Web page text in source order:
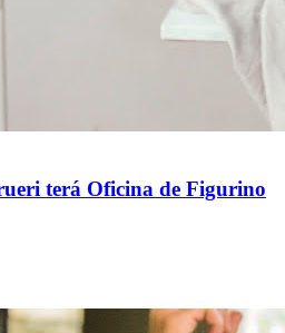
terá Oficina de Figurino